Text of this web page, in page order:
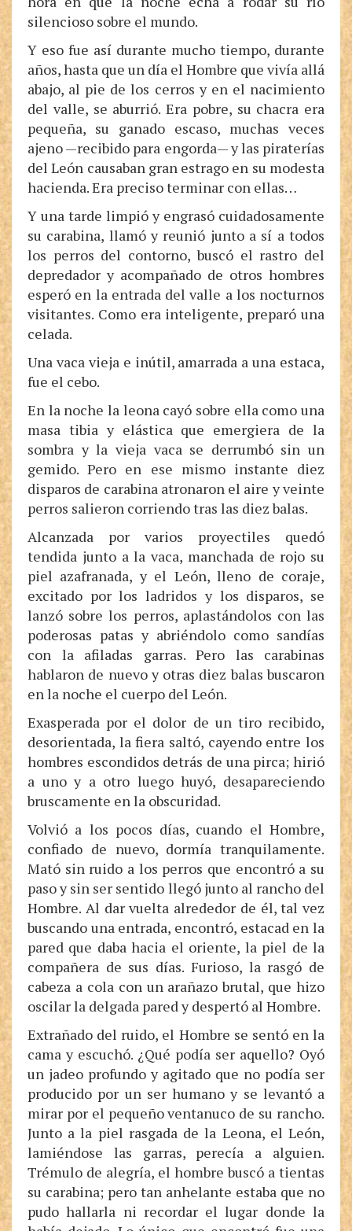
silencioso sobre el mundo.
Y eso fue así durante mucho tiempo, durante
años, hasta que un día el Hombre que vivía allá
abajo, al pie de los cerros y en el nacimiento
del valle, se aburrió. Era pobre, su chacra era
pequeña, su ganado escaso, muchas veces
ajeno —recibido para engorda— y las piraterías
del León causaban gran estrago en su modesta
hacienda. Era preciso terminar con ellas…
Y una tarde limpió y engrasó cuidadosamente
su carabina, llamó y reunió junto a sí a todos
los perros del contorno, buscó el rastro del
depredador y acompañado de otros hombres
esperó en la entrada del valle a los nocturnos
visitantes. Como era inteligente, preparó una
celada.
Una vaca vieja e inútil, amarrada a una estaca,
fue el cebo.
En la noche la leona cayó sobre ella como una
masa tibia y elástica que emergiera de la
sombra y la vieja vaca se derrumbó sin un
gemido. Pero en ese mismo instante diez
disparos de carabina atronaron el aire y veinte
perros salieron corriendo tras las diez balas.
Alcanzada por varios proyectiles quedó
tendida junto a la vaca, manchada de rojo su
piel azafranada, y el León, lleno de coraje,
excitado por los ladridos y los disparos, se
lanzó sobre los perros, aplastándolos con las
poderosas patas y abriéndolo como sandías
con la afiladas garras. Pero las carabinas
hablaron de nuevo y otras diez balas buscaron
en la noche el cuerpo del León.
Exasperada por el dolor de un tiro recibido,
desorientada, la fiera saltó, cayendo entre los
hombres escondidos detrás de una pirca; hirió
a uno y a otro luego huyó, desapareciendo
bruscamente en la obscuridad.
Volvió a los pocos días, cuando el Hombre,
confiado de nuevo, dormía tranquilamente.
Mató sin ruido a los perros que encontró a su
paso y sin ser sentido llegó junto al rancho del
Hombre. Al dar vuelta alrededor de él, tal vez
buscando una entrada, encontró, estacad en la
pared que daba hacia el oriente, la piel de la
compañera de sus días. Furioso, la rasgó de
cabeza a cola con un arañazo brutal, que hizo
oscilar la delgada pared y despertó al Hombre.
Extrañado del ruido, el Hombre se sentó en la
cama y escuchó. ¿Qué podía ser aquello? Oyó
un jadeo profundo y agitado que no podía ser
producido por un ser humano y se levantó a
mirar por el pequeño ventanuco de su rancho.
Junto a la piel rasgada de la Leona, el León,
lamiéndose las garras, perecía a alguien.
Trémulo de alegría, el hombre buscó a tientas
su carabina; pero tan anhelante estaba que no
pudo hallarla ni recordar el lugar donde la